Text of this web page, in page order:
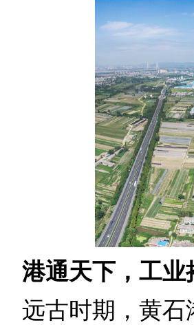
港通天下，工业
远古时期，黄